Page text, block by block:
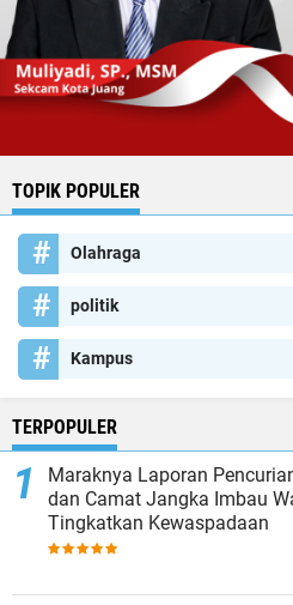
TOPIK POPULER
Olahraga
politik
Kampus
TERPOPULER
Maraknya Laporan
dan Camat Jangka Imbau
Tingkatkan Kewaspadaan